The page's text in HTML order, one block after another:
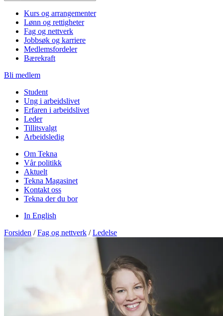
Kurs og arrangementer
Lønn og rettigheter
Fag og nettverk
Jobbsøk og karriere
Medlemsfordeler
Bærekraft
Bli medlem
Student
Ung i arbeidslivet
Erfaren i arbeidslivet
Leder
Tillitsvalgt
Arbeidsledig
Om Tekna
Vår politikk
Aktuelt
Tekna Magasinet
Kontakt oss
Tekna der du bor
In English
Forsiden / Fag og nettverk / Ledelse